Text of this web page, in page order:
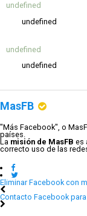
undefined
undefined
undefined
undefined
MasFB
"Más Facebook", o
países.
La misión de MasFB es
correcto uso de las
Eliminar Facebook con
Contacto Facebook